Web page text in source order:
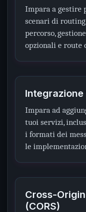
Impara a gestire
scenari di
percorso,
opzionali e route
Impara ad
tuoi servizi,
i formati dei
le
Cross-
(CORS)